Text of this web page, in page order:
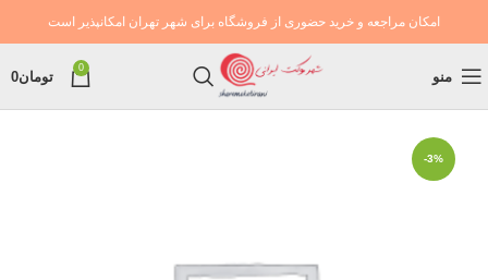
امکان مراجعه و خرید حضوری از فروشگاه برای شهر تهران امکانپذیر است
منو
0
تومان0
-3%